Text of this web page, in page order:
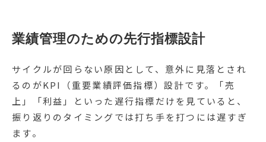
業績管理のための先行指標設計
サイクルが回らない原因として、意外に見落とされ
るのがKPI（重要業績評価指標）設計です。「売
上」「利益」といった遅行指標だけを見ていると、
振り返りのタイミングでは打ち手を打つには遅すぎ
ます。